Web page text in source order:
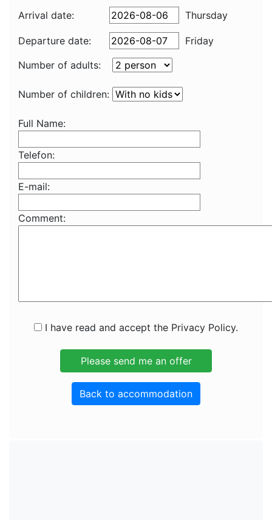
Arrival date: Thursday
Departure date:
Friday
Number of adults:
Number of children:
Full Name:
Telefon:
E-mail:
Comment:
I have read and accept the Privacy Policy.
Back to accommodation